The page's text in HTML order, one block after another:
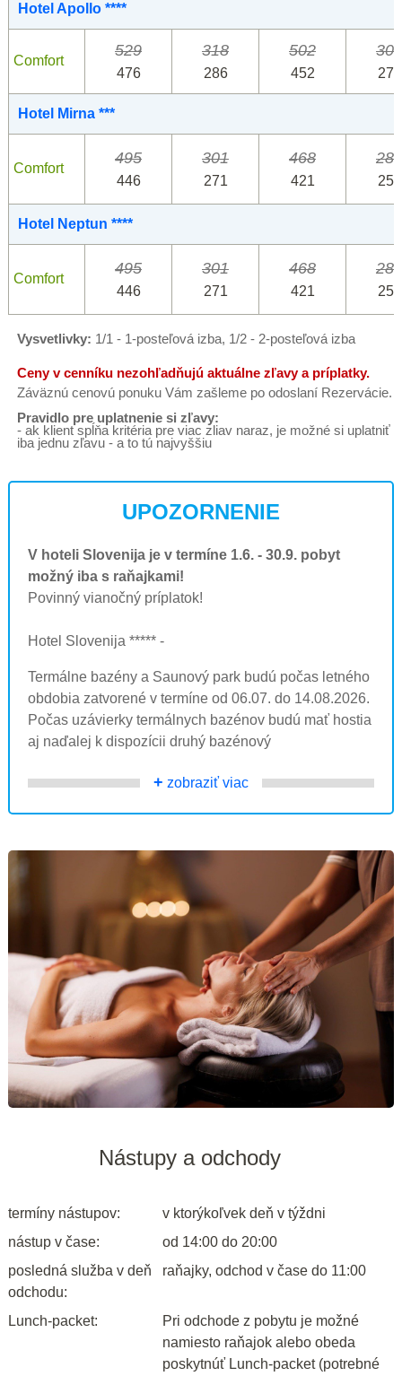
Hotel Apollo ****
Comfort
529
476
318
286
502
452
301
271
Hotel Mirna ***
Comfort
495
446
301
271
468
421
284
256
Hotel Neptun ****
Comfort
495
446
301
271
468
421
284
256
Vysvetlivky: 1/1 - 1-posteľová izba, 1/2 - 2-posteľová izba
Ceny v cenníku nezohľadňujú aktuálne zľavy a príplatky.
Záväznú cenovú ponuku Vám zašleme po odoslaní Rezervácie.
Pravidlo pre uplatnenie si zľavy:
- ak klient spĺňa kritéria pre viac zliav naraz, je možné si uplatniť
iba jednu zľavu - a to tú najvyššiu
UPOZORNENIE
V hoteli Slovenija je v termíne 1.6. - 30.9. pobyt
možný iba s raňajkami!
Povinný vianočný príplatok!
Hotel Slovenija ***** -
Termálne bazény a Saunový park budú počas letného
obdobia zatvorené v termíne od 06.07. do 14.08.2026.
Počas uzávierky termálnych bazénov budú mať hostia
aj naďalej k dispozícii druhý bazénový
+ zobraziť viac
Nástupy a odchody
termíny nástupov:
v ktorýkoľvek deň v týždni
nástup v čase:
od 14:00 do 20:00
posledná služba v deň
odchodu:
raňajky, odchod v čase do 11:00
Lunch-packet:
Pri odchode z pobytu je možné
namiesto raňajok alebo obeda
poskytnúť Lunch-packet (potrebné